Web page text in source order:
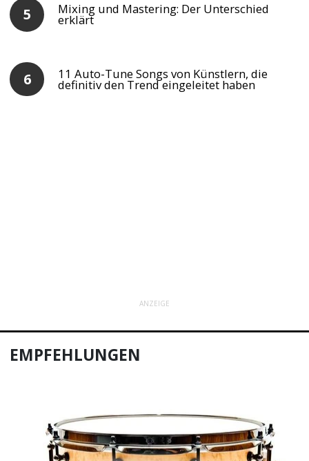
Mixing und Mastering: Der Unterschied
erklärt
11 Auto-Tune Songs von Künstlern, die
definitiv den Trend eingeleitet haben
ANZEIGE
EMPFEHLUNGEN